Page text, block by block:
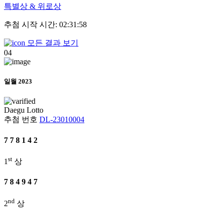
특별상 & 위로상
추첨 시작 시간: 02:31:58
모든 결과 보기
04
일월 2023
Daegu Lotto
추첨 번호 DL-23010004
7 7 8 1 4 2
1 st 상
7 8 4 9 4 7
2nd 상